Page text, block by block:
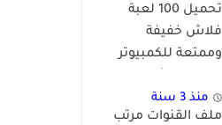
تحميل 100 لعبة
فلاش خفيفة
وممتعة للكمبيوتر
منذ 3 سنة
ملف القنوات مرتب